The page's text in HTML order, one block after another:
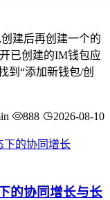
建后再创建一个的
已创建的IM钱包应
到“添加新钱包/创
888 2026-08-10
的协同增长与长